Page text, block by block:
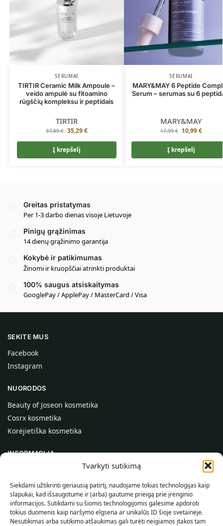
Tvarkyti sutikimą
Siekdami užtikrinti geriausią patirtį, naudojame tokias technologijas kaip
slapukai, kad išsaugotume ir (arba) gautume prieigą prie įrenginio
informacijos. Sutikdami su šiomis technologijomis galėsime apdoroti
tokius duomenis kaip naršymo elgsena ar unikalūs ID šioje svetainėje.
Nesutikimas arba sutikimo atšaukimas gali turėti neigiamos įtakos tam
SERUMAI
TIRTIR Ceramic Milk Ampoule –
veido ampulė su fitoamino
rūgščių kompleksu ir peptidais
TIRTIR
37,89€ 35,29€
Į krepšelį
SERUMAI
MARY&MAY 6 Peptide
Serum – serumas su 6
MARY&MAY
17,99€ 10,99€
Į krepšelį
Greitas pristatymas
Per 1-3 darbo dienas visoje Lietuvoje
Pinigų grąžinimas
14 dienų grąžinimo garantija
Kokybė ir patikimumas
Žinomi ir kruopščiai atrinkti produktai
100% saugus atsiskaitymas
GooglePay / ApplePay / MasterCard / Visa
SEKITE MUS
Facebook
Instagram
NUORODOS
Beauty of Joseon kosmetika
Cosrx kosmetika
Korėjietiška kosmetika
INFORMACIJA
Kontaktai
Pagalba
INFORMACIJA PIRKĖJUI